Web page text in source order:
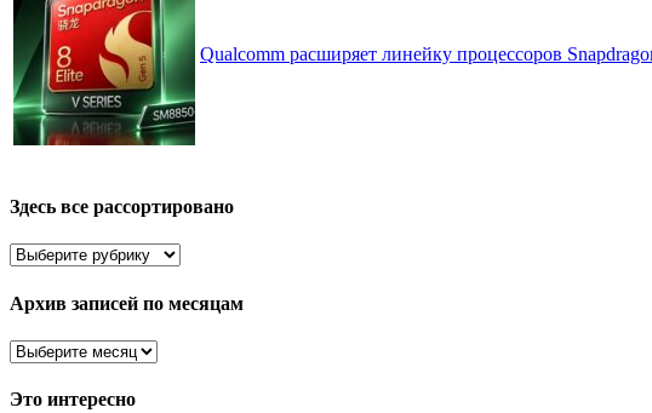
Qualcomm расширяет линейку процессоров
Здесь все рассортировано
Здесь
рассортировано
Архив записей по месяцам
Архив
по
Это интересно